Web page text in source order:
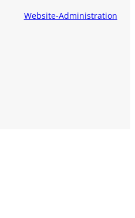
Website-Administration